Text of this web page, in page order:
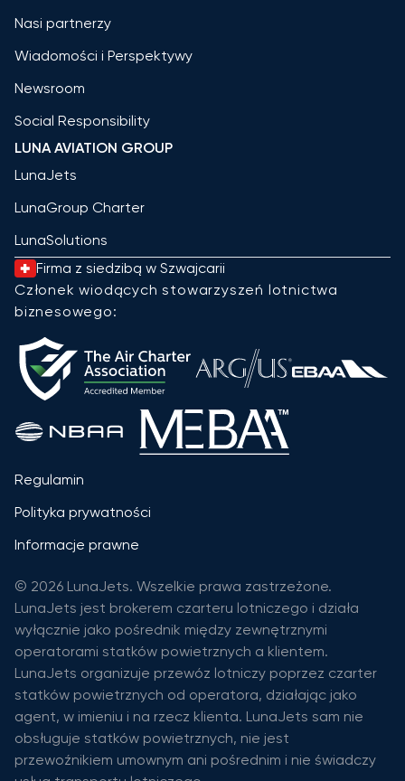
Nasi partnerzy
Wiadomości i Perspektywy
Newsroom
Social Responsibility
LUNA AVIATION GROUP
LunaJets
LunaGroup Charter
LunaSolutions
Firma z siedzibą w Szwajcarii
Członek wiodących stowarzyszeń lotnictwa
biznesowego:
Regulamin
Polityka prywatności
Informacje prawne
© 2026 LunaJets. Wszelkie prawa zastrzeżone.
LunaJets jest brokerem czarteru lotniczego i działa
wyłącznie jako pośrednik między zewnętrznymi
operatorami statków powietrznych a klientem.
LunaJets organizuje przewóz lotniczy poprzez czarter
statków powietrznych od operatora, działając jako
agent, w imieniu i na rzecz klienta. LunaJets sam nie
obsługuje statków powietrznych, nie jest
przewoźnikiem umownym ani pośrednim i nie świadczy